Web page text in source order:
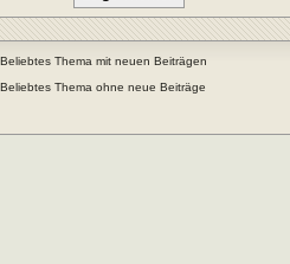
Beliebtes Thema mit neuen Beiträgen
Beliebtes Thema ohne neue Beiträge